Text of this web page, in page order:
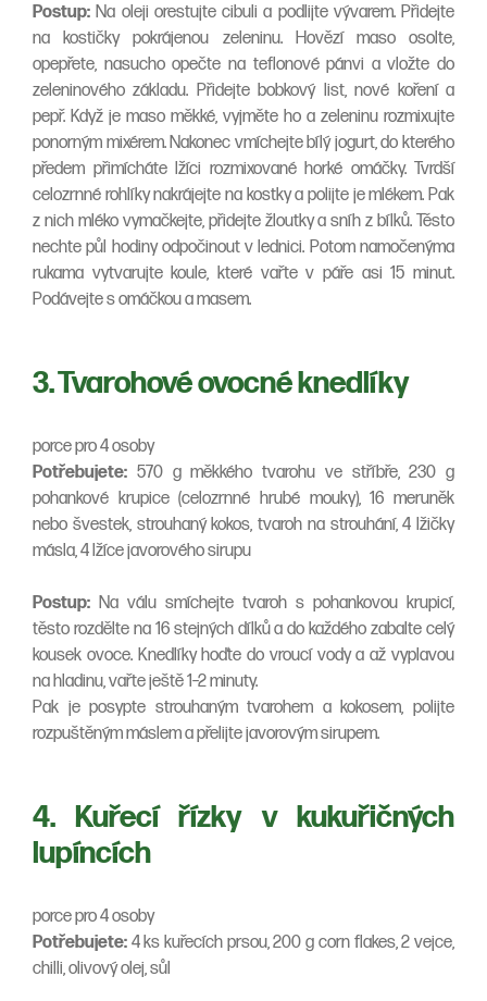
Postup: Na oleji orestujte cibuli a podlijte vývarem. Přidejte
na kostičky pokrájenou zeleninu. Hovězí maso osolte,
opepřete, nasucho opečte na teflonové pánvi a vložte do
zeleninového základu. Přidejte bobkový list, nové koření a
pepř. Když je maso měkké, vyjměte ho a zeleninu rozmixujte
ponorným mixérem. Nakonec vmíchejte bílý jogurt, do kterého
předem přimícháte lžíci rozmixované horké omáčky. Tvrdší
celozrnné rohlíky nakrájejte na kostky a polijte je mlékem. Pak
z nich mléko vymačkejte, přidejte žloutky a sníh z bílků. Těsto
nechte půl hodiny odpočinout v lednici. Potom namočenýma
rukama vytvarujte koule, které vařte v páře asi 15 minut.
Podávejte s omáčkou a masem.
3. Tvarohové ovocné knedlíky
porce pro 4 osoby
Potřebujete: 570 g měkkého tvarohu ve stříbře, 230 g
pohankové krupice (celozrnné hrubé mouky), 16 meruněk
nebo švestek, strouhaný kokos, tvaroh na strouhání, 4 lžičky
másla, 4 lžíce javorového sirupu
Postup: Na válu smíchejte tvaroh s pohankovou krupicí,
těsto rozdělte na 16 stejných dílků a do každého zabalte celý
kousek ovoce. Knedlíky hoďte do vroucí vody a až vyplavou
na hladinu, vařte ještě 1–2 minuty.
Pak je posypte strouhaným tvarohem a kokosem, polijte
rozpuštěným máslem a přelijte javorovým sirupem.
4. Kuřecí řízky v kukuřičných
lupíncích
porce pro 4 osoby
Potřebujete: 4 ks kuřecích prsou, 200 g corn flakes, 2 vejce,
chilli, olivový olej, sůl